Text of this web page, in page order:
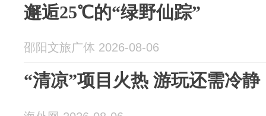
邂逅25℃的“绿野仙踪”
邵阳文旅广体 2026-08-06
“清凉”项目火热 游玩还需冷